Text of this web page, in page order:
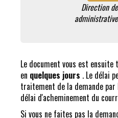
Direction
Le document vous est
en quelques jours . Le délai
traitement de la demande
délai d'acheminement du
Si vous ne faites pas la